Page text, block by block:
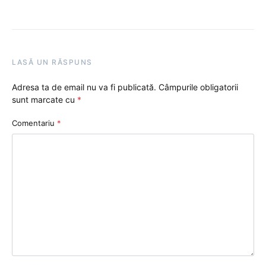
LASĂ UN RĂSPUNS
Adresa ta de email nu va fi publicată. Câmpurile obligatorii
sunt marcate cu *
Comentariu *